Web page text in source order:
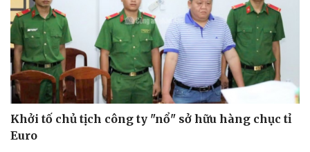
Văn học
Âm nhạc
Di sản
Thời trang
Sao Việt
Khởi tố chủ tịch công ty "nổ" sở hữu hàng chục tỉ
Euro